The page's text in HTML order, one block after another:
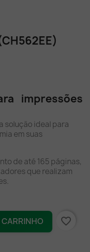
impressões
solução ideal para
em suas
de até 165 páginas,
que realizam
favorite_border